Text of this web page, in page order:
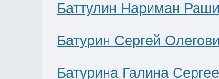
Баттулин Нариман
Батурин Сергей
Батурина Галина